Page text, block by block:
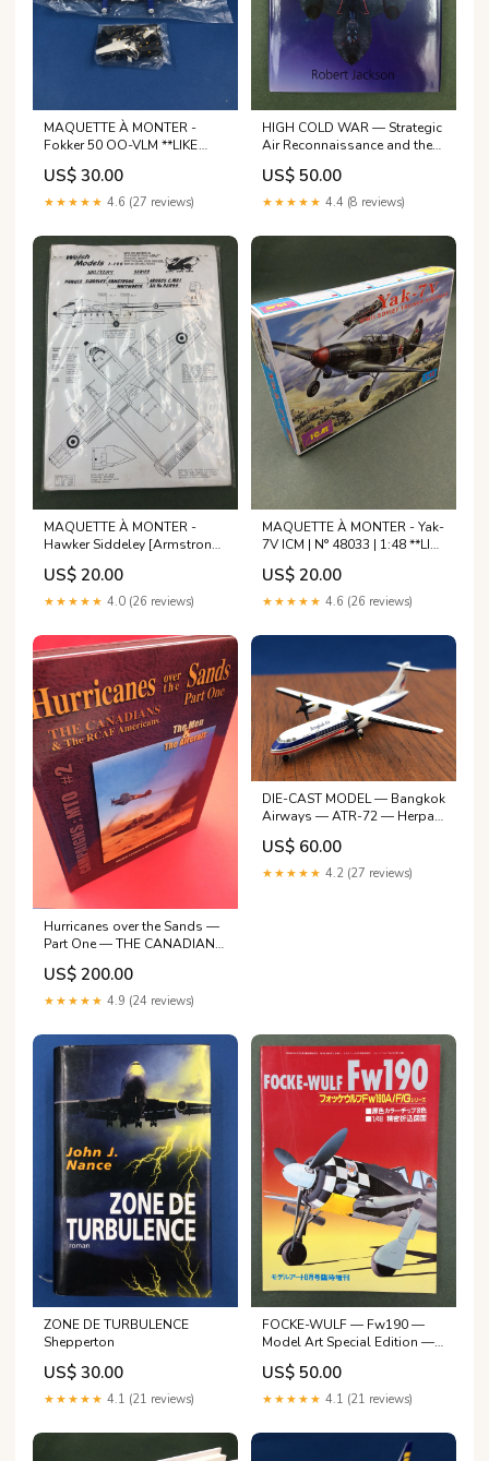
MAQUETTE À MONTER -
Fokker 50 OO-VLM **LIKE
NEW INSIDE UNOPENED**
see list here below
US$ 30.00
★★★★★ 4.6 (27 reviews)
HIGH COLD WAR — Strategic
Air Reconnaissance and the
Electronic Intelligence War
Headquarters
US$ 50.00
★★★★★ 4.4 (8 reviews)
MAQUETTE À MONTER -
Hawker Siddeley [Armstrong-
Whitworth] Argosy C.Mk1
RAF Welsh Models | N°
PJW44 | 1:144 **LIKE NEW
Friary, Somerset (UK).
US$ 20.00
★★★★★ 4.0 (26 reviews)
MAQUETTE À MONTER - Yak-
7V ICM | N° 48033 | 1:48 **LIKE
NEW INSIDE UNOPENED**
München
US$ 20.00
★★★★★ 4.6 (26 reviews)
Hurricanes over the Sands —
Part One — THE CANADIANS
& The RCAF Americans —
CAMPAIGNS : MTO #2 —
Numbered copy 49/1000 —
cyniques parfois
US$ 200.00
★★★★★ 4.9 (24 reviews)
DIE-CAST MODEL — Bangkok
Airways — ATR-72 — Herpa
— 1:500 — WITH ORIGINAL
BOX — ayant fait le sacrifice
de leur vie et en connaissant
US$ 60.00
★★★★★ 4.2 (27 reviews)
ZONE DE TURBULENCE
Shepperton
US$ 30.00
★★★★★ 4.1 (21 reviews)
FOCKE-WULF — Fw190 —
Model Art Special Edition —
No.316 Hoevelaken
US$ 50.00
★★★★★ 4.1 (21 reviews)